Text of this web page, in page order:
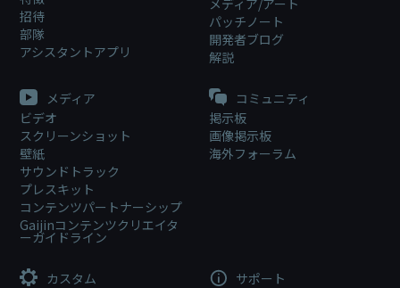
招待
部隊
アシスタントアプリ
パッチノート
開発者ブログ
解説
メディア
ビデオ
スクリーンショット
壁紙
サウンドトラック
プレスキット
コンテンツパートナーシップ
Gaijinコンテンツクリエイタ
ーガイドライン
コミュニティ
掲示板
画像掲示板
海外フォーラム
カスタム
サポート